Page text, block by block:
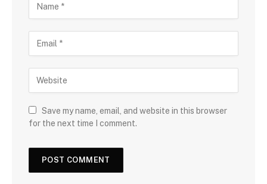
Save my name, email, and website in this browser
for the next time I comment.